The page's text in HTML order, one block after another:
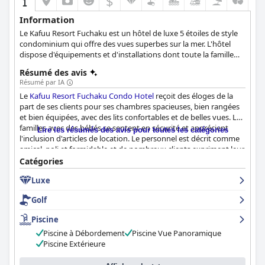
Information
Le Kafuu Resort Fuchaku est un hôtel de luxe 5 étoiles de style
condominium qui offre des vues superbes sur la mer. L'hôtel
dispose d'équipements et d'installations dont toute la famille
des équipements de gym, un service de conciergerie et un
centre Internet ouvert 24h/24.
Résumé des avis
Résumé par IA
Le Kafuu Resort Fuchaku Condo Hotel reçoit des éloges de la
part de ses clients pour ses chambres spacieuses, bien rangées
et bien équipées, avec des lits confortables et de belles vues. Les
familles avec des bébés se sentent en sécurité et apprécient
l'inclusion d'articles de location. Le personnel est décrit comme
amical, poli et formidable et de nombreux clients expriment leur
gratitude pour leur aide dans la recherche d'objets perdus.
L'hôtel dispose d'excellents équipements et activités et la piscine
est également digne d'éloges. Bien que certains clients aient
trouvé le personnel de la réception peu serviable, la majorité des
commentaires sont positifs. Dans l'ensemble, les clients
apprécient l'espace et le confort des chambres, ainsi que le
service courtois et efficace du personnel.
Lire les résumés des avis pour toutes les catégories
Catégories
Luxe
Golf
Piscine
Piscine à Débordement
Piscine Vue Panoramique
Piscine Extérieure